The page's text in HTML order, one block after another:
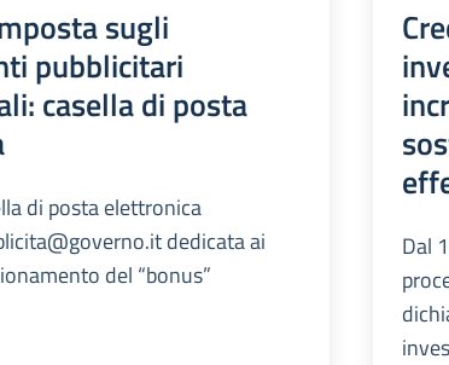
sugli
pubblicitari
casella di posta
di posta elettronica
dedicata ai
del “bonus”
Dal